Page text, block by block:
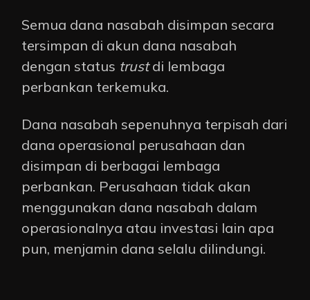
Semua dana nasabah disimpan secara
tersimpan di akun dana nasabah
dengan status trustdi lembaga
perbankan terkemuka.
Dana nasabah sepenuhnya terpisah dari
dana operasional perusahaan dan
disimpan di berbagai lembaga
perbankan. Perusahaan tidak akan
menggunakan dana nasabah dalam
operasionalnya atau investasi lain apa
pun, menjamin dana selalu dilindungi.